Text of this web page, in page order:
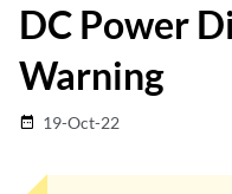
DC Power
Warning
date_range 19-Oct-22